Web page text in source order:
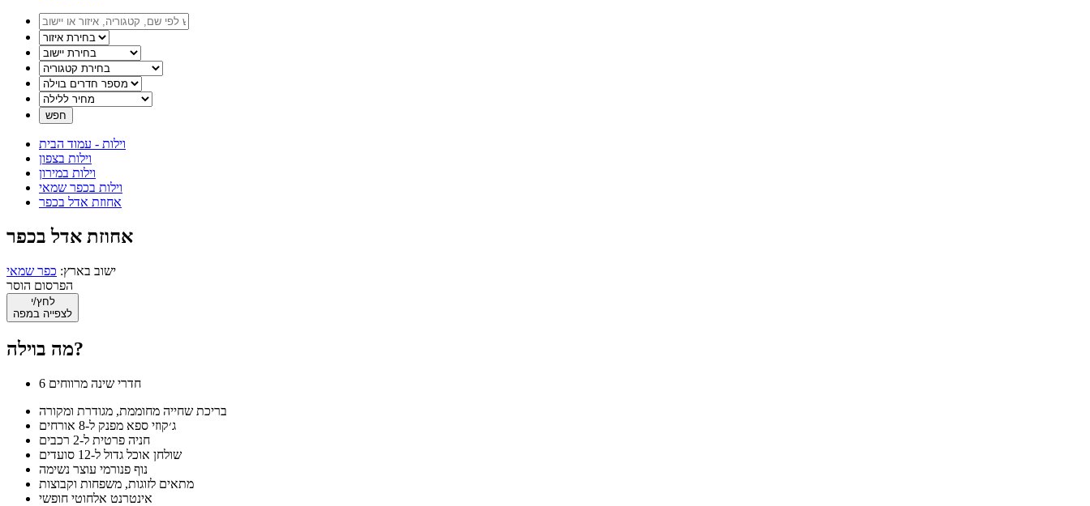
וילות - עמוד הבית
וילות בצפון
וילות במירון
וילות בכפר שמאי
אחוזת אדל בכפר
אחוזת אדל בכפר
ישוב בארץ: כפר שמאי
הפרסום הוסר
לחץ/י
לצפייה במפה
מה בוילה?
6 חדרי שינה מרווחים
בריכת שחייה מחוממת, מגודרת ומקורה
ג׳קוזי ספא מפנק ל-8 אורחים
חניה פרטית ל-2 רכבים
שולחן אוכל גדול ל-12 סועדים
נוף פנורמי עוצר נשימה
מתאים לזוגות, משפחות וקבוצות
אינטרנט אלחוטי חופשי